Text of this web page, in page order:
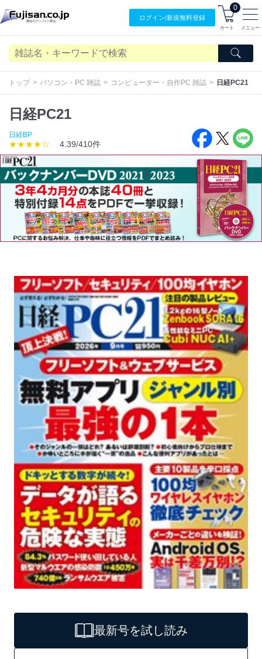
ログイン/新規無料登録
0
カート メニュー
トップ パソコン・PC 雑誌 コンピューター・自作PC 雑誌 日経PC21
日経PC21
日経BP
★★★★☆ 4.39/410件
最新号を試し読み